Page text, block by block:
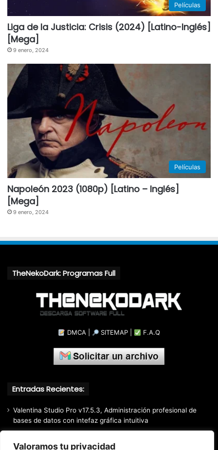
Valoramos tu privacidad
Películas
Liga de la Justicia: Crisis (2024) [Latino-Inglés]
[Mega]
9 enero, 2024
Películas
Napoleón 2023 (1080p) [Latino – Inglés]
[Mega]
9 enero, 2024
TheNekoDark: Programas Full
DMCA| SITEMAP F.A.Q
Entradas Recientes:
Valentina Studio Pro v17.5.3, Administración profesional de
bases de datos con intefaz gráfica intuitiva
datos de la manera más fácil y rápida